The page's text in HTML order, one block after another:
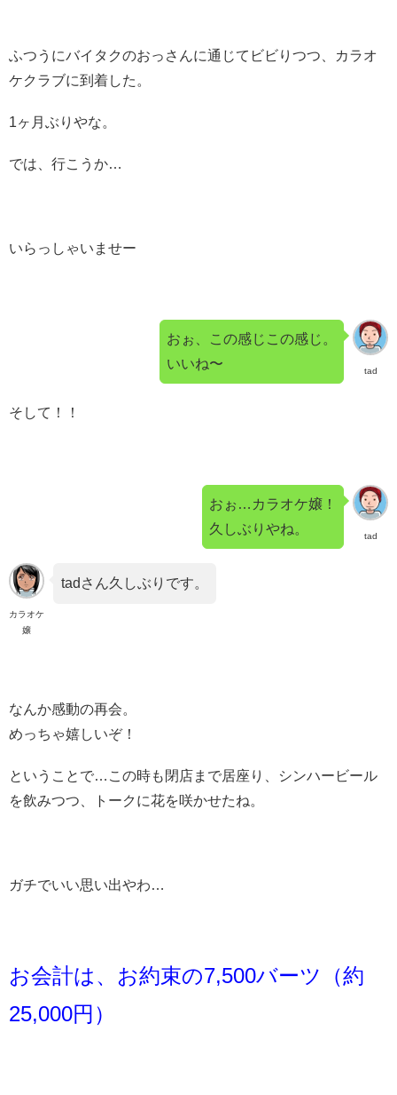
ふつうにバイタクのおっさんに通じてビビりつつ、カラオ
ケクラブに到着した。
1ヶ月ぶりやな。
では、行こうか…
いらっしゃいませー
tad
おぉ、この感じこの感じ。
いいね〜
そして！！
tad
おぉ…カラオケ嬢！
久しぶりやね。
カラオケ
嬢
tadさん久しぶりです。
なんか感動の再会。
めっちゃ嬉しいぞ！
ということで…この時も閉店まで居座り、シンハービール
を飲みつつ、トークに花を咲かせたね。
ガチでいい思い出やわ…
お会計は、お約束の7,500バーツ（約
25,000円）